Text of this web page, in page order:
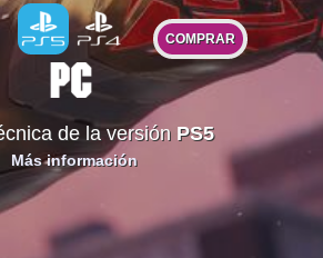
COMPRAR
de la versión PS5
Más información